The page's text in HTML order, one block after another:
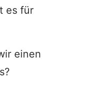
es für
einen